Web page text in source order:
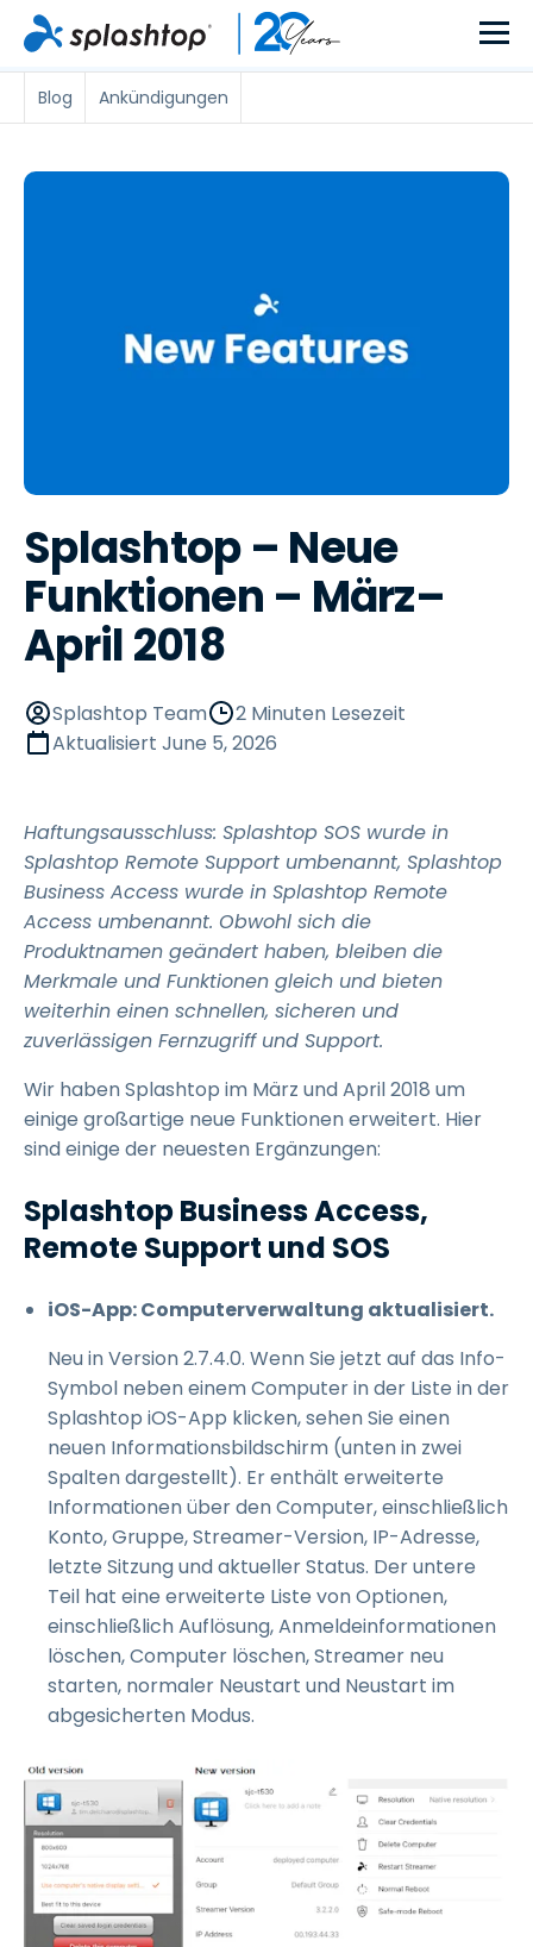
Blog Ankündigungen
Splashtop – Neue
Funktionen – März–
April 2018
Splashtop Team
2 Minuten Lesezeit
Aktualisiert June 5, 2026
Haftungsausschluss: Splashtop SOS wurde in
Splashtop Remote Support umbenannt, Splashtop
Business Access wurde in Splashtop Remote
Access umbenannt. Obwohl sich die
Produktnamen geändert haben, bleiben die
Merkmale und Funktionen gleich und bieten
weiterhin einen schnellen, sicheren und
zuverlässigen Fernzugriff und Support.
Wir haben Splashtop im März und April 2018 um
einige großartige neue Funktionen erweitert. Hier
sind einige der neuesten Ergänzungen:
Splashtop Business Access,
Remote Support und SOS
iOS-App: Computerverwaltung aktualisiert.
Neu in Version 2.7.4.0. Wenn Sie jetzt auf das Info-
Symbol neben einem Computer in der Liste in der
Splashtop iOS-App klicken, sehen Sie einen
neuen Informationsbildschirm (unten in zwei
Spalten dargestellt). Er enthält erweiterte
Informationen über den Computer, einschließlich
Konto, Gruppe, Streamer-Version, IP-Adresse,
letzte Sitzung und aktueller Status. Der untere
Teil hat eine erweiterte Liste von Optionen,
einschließlich Auflösung, Anmeldeinformationen
löschen, Computer löschen, Streamer neu
starten, normaler Neustart und Neustart im
abgesicherten Modus.